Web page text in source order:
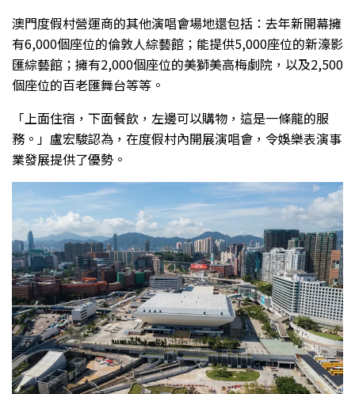
澳門度假村營運商的其他演唱會場地還包括：去年新開幕擁
有6,000個座位的倫敦人綜藝館；能提供5,000座位的新濠影
匯綜藝館；擁有2,000個座位的美獅美高梅劇院，以及2,500
個座位的百老匯舞台等等。
「上面住宿，下面餐飲，左邊可以購物，這是一條龍的服
務。」盧宏駿認為，在度假村內開展演唱會，令娛樂表演事
業發展提供了優勢。